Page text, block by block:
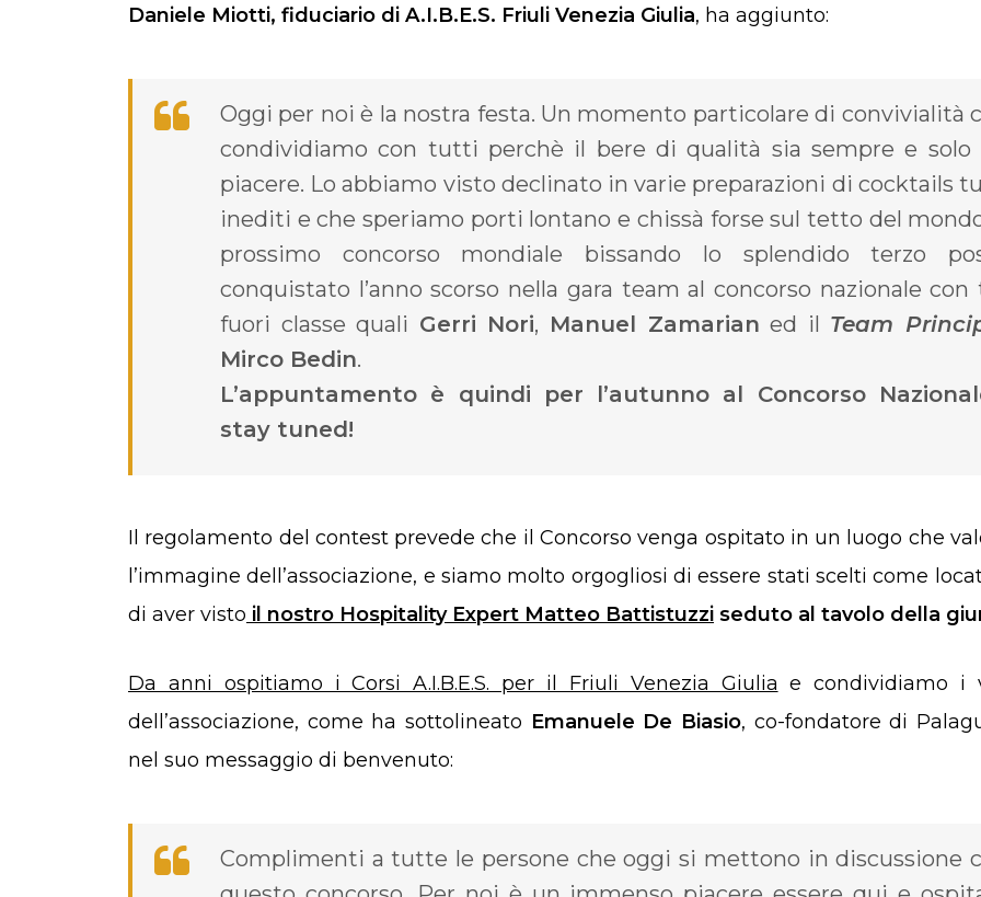
Daniele Miotti, fiduciario di A.I.B.E.S. Friuli Venezia Giulia, ha aggiunto:
Oggi per noi è la nostra festa. Un momento particolare di convivialità
condividiamo con tutti perchè il bere di qualità sia sempre e solo
piacere. Lo abbiamo visto declinato in varie preparazioni di cocktails
inediti e che speriamo porti lontano e chissà forse sul tetto del
prossimo concorso mondiale bissando lo splendido terzo
conquistato l’anno scorso nella gara team al concorso nazionale con
fuori classe quali Gerri Nori, Manuel Zamarian ed il Team
Mirco Bedin.
L’appuntamento è quindi per l’autunno al Concorso
stay tuned!
Il regolamento del contest prevede che il Concorso venga ospitato in un luogo che
l’immagine dell’associazione, e siamo molto orgogliosi di essere stati scelti come
di aver visto il nostro Hospitality Expert Matteo Battistuzzi seduto al tavolo della
Da anni ospitiamo i Corsi A.I.B.E.S. per il Friuli Venezia Giulia e condividiamo i
dell’associazione, come ha sottolineato Emanuele De Biasio, co-fondatore di
nel suo messaggio di benvenuto:
Complimenti a tutte le persone che oggi si mettono in discussione